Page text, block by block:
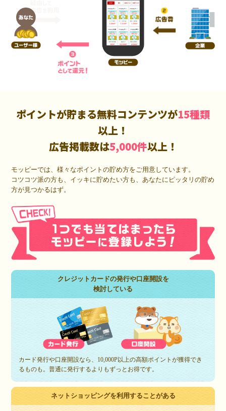
ポイントが貯まる無料コンテンツが15種類
以上！
広告掲載数は5,000件以上！
モッピーでは、様々なポイントの貯め方をご用意しています。
コツコツ派の方も、イッキに貯めたい方も、あなたにピッタリの貯め
方が見つかるはず。
クレジットカードの発行や口座開設を
検討している
カード発行や口座開設なら、10,000P以上の高額ポイントが獲得でき
るものも。普通に発行するよりもずっとお得です。
ネットショッピングを利用することがある